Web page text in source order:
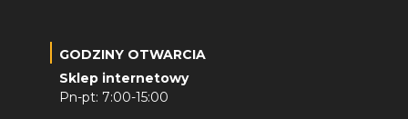
GODZINY OTWARCIA
Sklep internetowy
Pn-pt: 7:00-15:00